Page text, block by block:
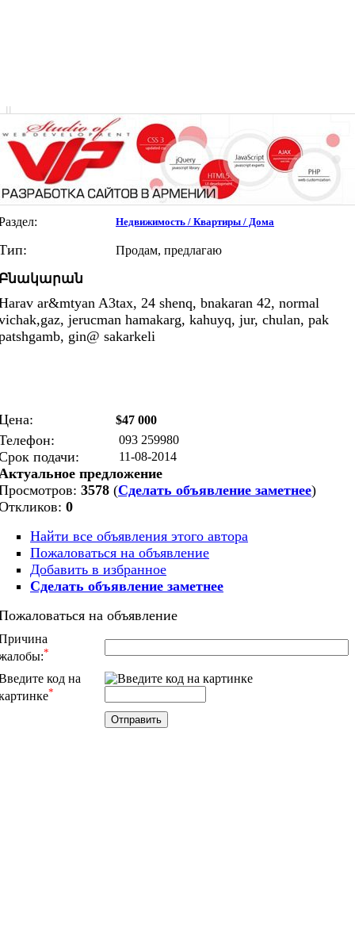
Недвижимость / Квартиры / Дома
Продам, предлагаю
ar&mtyan A3tax, 24 shenq, bnakaran 42, normal
jerucman hamakarg, kahuyq, jur, chulan, pak
gin@ sakarkeli
$47 000
093 259980
подачи: 11-08-2014
предложение
3578 (Сделать объявление заметнее)
0
Найти все объявления этого автора
Пожаловаться на объявление
Добавить в избранное
Сделать объявление заметнее
на объявление
*
код на
*